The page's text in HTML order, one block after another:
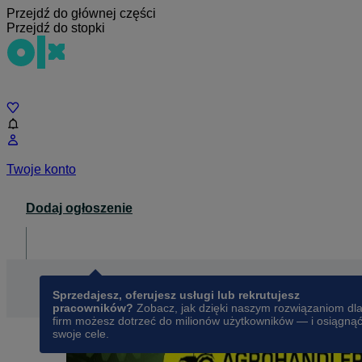
Przejdź do głównej części
Przejdź do stopki
Twoje konto
Dodaj ogłoszenie
Sprzedajesz, oferujesz usługi lub rekrutujesz
pracowników? Zobacz, jak dzięki naszym rozwiązaniom dla
firm możesz dotrzeć do milionów użytkowników — i osiągnąć
swoje cele.